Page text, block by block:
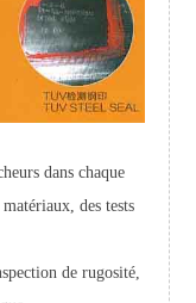
dans chaque
des tests
de rugosité,